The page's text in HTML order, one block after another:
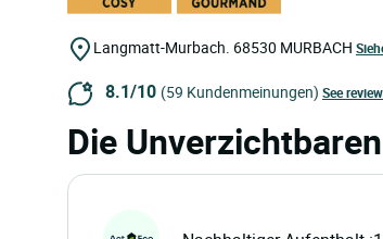
Langmatt-Murbach. 68530 MURBACH
8.1/10 (59 Kundenmeinungen) See
Die Unverzichtbaren